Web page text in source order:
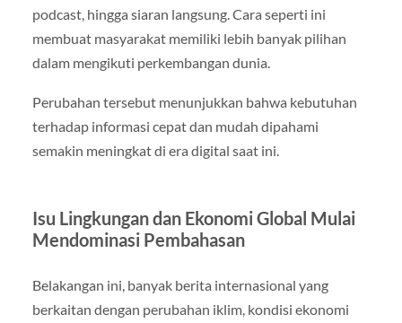
podcast, hingga siaran langsung. Cara seperti ini
membuat masyarakat memiliki lebih banyak pilihan
dalam mengikuti perkembangan dunia.
Perubahan tersebut menunjukkan bahwa kebutuhan
terhadap informasi cepat dan mudah dipahami
semakin meningkat di era digital saat ini.
Isu Lingkungan dan Ekonomi Global Mulai
Mendominasi Pembahasan
Belakangan ini, banyak berita internasional yang
berkaitan dengan perubahan iklim, kondisi ekonomi